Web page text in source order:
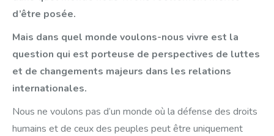
d’être posée.
Mais dans quel monde voulons-nous vivre est la
question qui est porteuse de perspectives de luttes
et de changements majeurs dans les relations
internationales.
Nous ne voulons pas d’un monde où la défense des droits
humains et de ceux des peuples peut être uniquement